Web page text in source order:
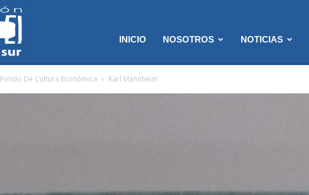
Librerías
INICIO NOSOTROS NOTICIAS
Fondo De Cultura Económica Karl Mannheim